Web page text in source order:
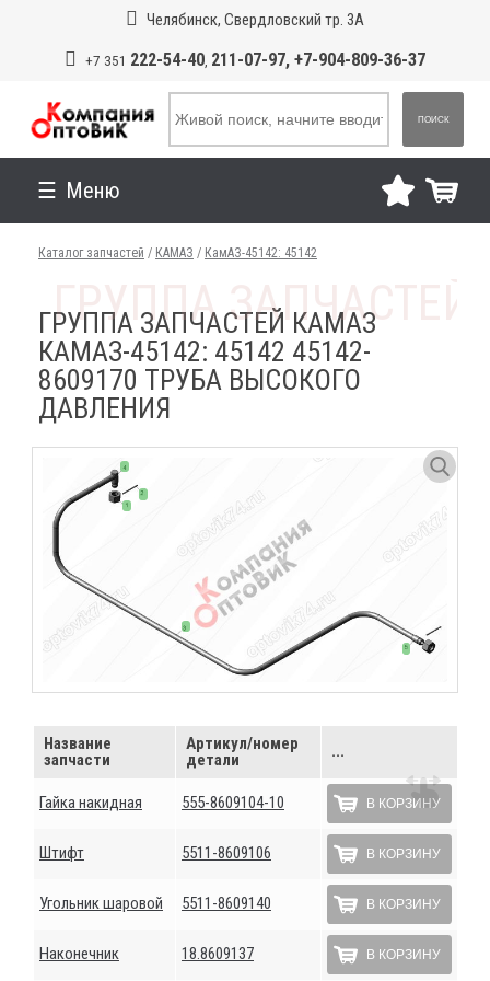
Челябинск, Свердловский тр. 3А
+7 351 222-54-40, 211-07-97, +7-904-809-36-37
ПОИСК
Меню
Каталог запчастей / КАМАЗ / КамАЗ-45142: 45142
ГРУППА ЗАПЧАСТЕЙ КАМАЗ
КАМАЗ-45142: 45142 45142-
8609170 ТРУБА ВЫСОКОГО
ДАВЛЕНИЯ
Название
запчасти
Артикул/номер
детали
...
Гайка накидная 555-8609104-10 В КОРЗИНУ
Штифт 5511-8609106 В КОРЗИНУ
Угольник шаровой 5511-8609140 В КОРЗИНУ
Наконечник 18.8609137 В КОРЗИНУ